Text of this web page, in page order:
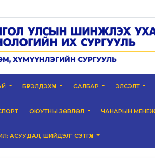
БҮРЭЛДЭХҮҮН САЛБАР ЭЛСЭЛТ
ОЮУТНЫ ЗӨВЛӨЛ ЧАНАРЫН
АСУУДАЛ, ШИЙДЭЛ" СЭТГҮҮЛ